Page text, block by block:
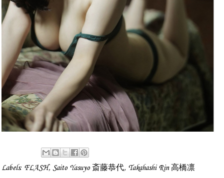
Labels: FLASH, Saito Yasuyo 斎藤恭代, Takahashi Rin 高橋凛